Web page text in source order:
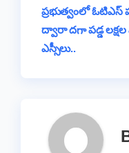
ప్రభుత్వంలో ఓటిఎస్
ద్వారా దగా పడ్డ
ఎస్సీలు..